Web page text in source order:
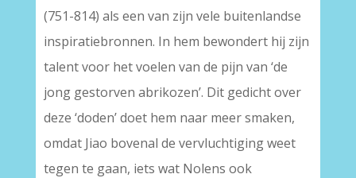
(751-814) als een van zijn vele buitenlandse
inspiratiebronnen. In hem bewondert hij zijn
talent voor het voelen van de pijn van ‘de
jong gestorven abrikozen’. Dit gedicht over
deze ‘doden’ doet hem naar meer smaken,
omdat Jiao bovenal de vervluchtiging weet
tegen te gaan, iets wat Nolens ook